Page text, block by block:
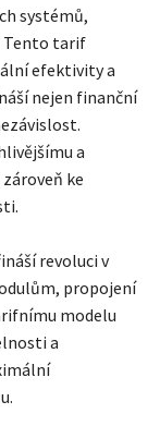
systémů,
Tento tarif
efektivity a
nejen finanční
a
ke
revoluci v
propojení
modelu
a